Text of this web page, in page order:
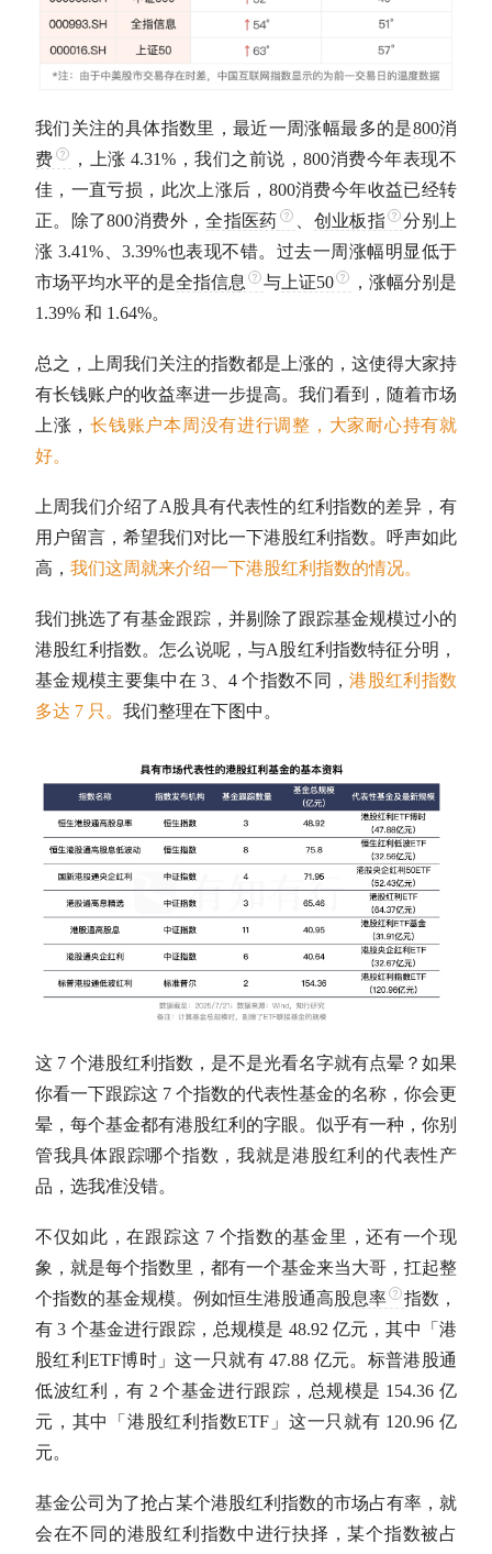
我们关注的具体指数里，最近一周涨幅最多的是800消
费
，上涨 4.31%，我们之前说，800消费今年表现不
佳，一直亏损，此次上涨后， 800消费今年收益已经转
正。除了800消费外，全指医药 创业板指
分别上
涨 3.41%、3.39%也表现不错。过去一周涨幅明显低于
市场平均水平的是全指信息 与 上证50
，涨幅分别是
1.39% 和 1.64%。
总之，上周我们关注的指数都是上涨的，这使得大家持
有长钱账户的收益率进一步提高。我们看到，随着市场
上涨，长钱账户本周没有进行调整，大家耐心持有就
好。
上周我们介绍了A股具有代表性的红利指数的差异，有
用户留言，希望我们对比一下港股红利指数。呼声如此
高， 我们这周就来介绍一下港股红利指数的情况。
我们挑选了有基金跟踪，并剔除了跟踪基金规模过小的
港股红利指数。怎么说呢，与A股红利指数特征分明，
基金规模主要集中在 3、4 个指数不同，港股红利指数
多达 7 只。 我们整理在下图中。
这 7 个港股红利指数，是不是光看名字就有点晕？如果
你看一下跟踪这 7 个指数的代表性基金的名称，你会更
晕，每个基金都有港股红利的字眼。似乎有一种，你别
管我具体跟踪哪个指数，我就是港股红利的代表性产
品，选我准没错。
不仅如此，在跟踪这 7 个指数的基金里，还有一个现
象，就是每个指数里，都有一个基金来当大哥，扛起整
个指数的基金规模。例如恒生港股通高股息率
指数，
有 3 个基金进行跟踪，总规模是 48.92 亿元，其中「港
股红利ETF博时」这一只就有 47.88 亿元。标普港股通
低波红利，有 2 个基金进行跟踪，总规模是 154.36 亿
元，其中「港股红利指数ETF」这一只就有 120.96 亿
元。
基金公司为了抢占某个港股红利指数的市场占有率，就
会在不同的港股红利指数中进行抉择，某个指数被占